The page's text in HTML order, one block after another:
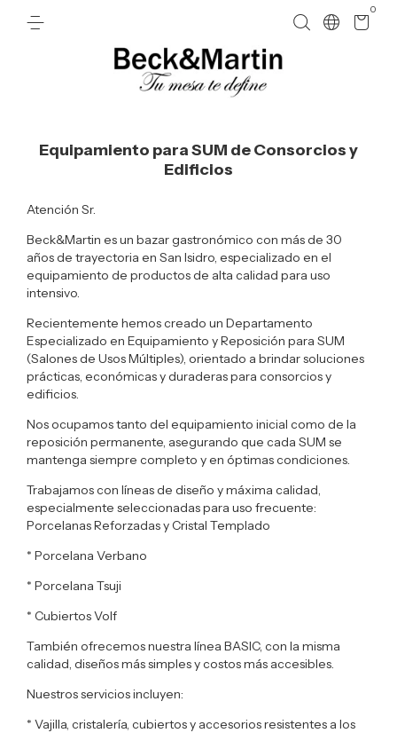
0
Equipamiento para SUM de Consorcios y
Edificios
Atención Sr.
Beck&Martin es un bazar gastronómico con más de 30
años de trayectoria en San Isidro, especializado en el
equipamiento de productos de alta calidad para uso
intensivo.
Recientemente hemos creado un Departamento
Especializado en Equipamiento y Reposición para SUM
(Salones de Usos Múltiples), orientado a brindar soluciones
prácticas, económicas y duraderas para consorcios y
edificios.
Nos ocupamos tanto del equipamiento inicial como de la
reposición permanente, asegurando que cada SUM se
mantenga siempre completo y en óptimas condiciones.
Trabajamos con líneas de diseño y máxima calidad,
especialmente seleccionadas para uso frecuente:
Porcelanas Reforzadas y Cristal Templado
* Porcelana Verbano
* Porcelana Tsuji
* Cubiertos Volf
También ofrecemos nuestra línea BASIC, con la misma
calidad, diseños más simples y costos más accesibles.
Nuestros servicios incluyen:
* Vajilla, cristalería, cubiertos y accesorios resistentes a los